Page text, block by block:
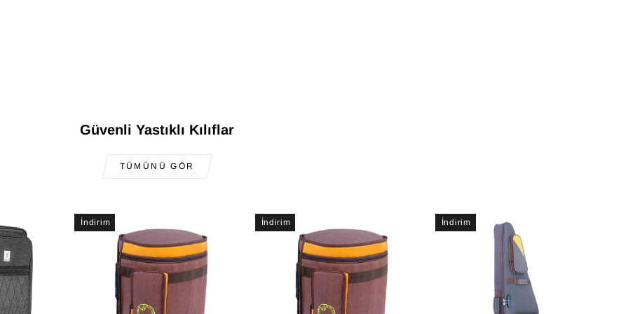
Güvenli Yastıklı Kılıflar
TÜMÜNÜ GÖR
İndirim İndirim İndirim